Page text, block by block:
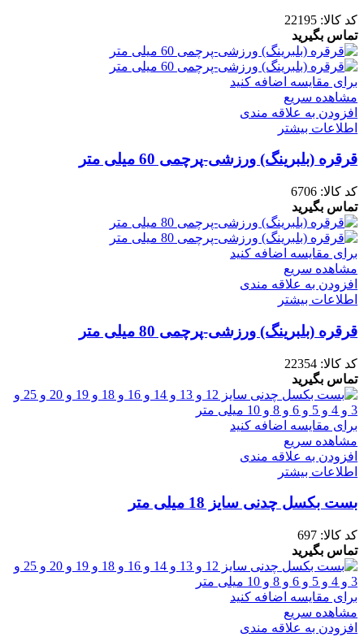
کد کالا: 22195
تماس بگیرید
برای مقایسه اضافه کنید
مشاهده سریع
افزودن به علاقه مندی
اطلاعات بیشتر
قرقره (بلبرینگ) ورزشی-پرچمی 60 میلی متر
کد کالا: 6706
تماس بگیرید
برای مقایسه اضافه کنید
مشاهده سریع
افزودن به علاقه مندی
اطلاعات بیشتر
قرقره (بلبرینگ) ورزشی-پرچمی 80 میلی متر
کد کالا: 22354
تماس بگیرید
برای مقایسه اضافه کنید
مشاهده سریع
افزودن به علاقه مندی
اطلاعات بیشتر
بست بکسل چدنی سایز 18 میلی متر
کد کالا: 697
تماس بگیرید
برای مقایسه اضافه کنید
مشاهده سریع
افزودن به علاقه مندی